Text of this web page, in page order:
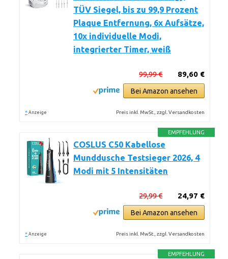
TÜV Siegel, bis zu 99,9 Prozent
Plaque Entfernung, 6x Aufsätze,
10x individuelle Modi,
integrierter Timer, weiß
89,60 €
99,99 €
Bei Amazon ansehen
* Anzeige Preis inkl. MwSt., zzgl. Versandkosten
EMPFEHLUNG
COSLUS C50 Kabellose
Munddusche Testsieger 2026, 4
Modi mit 5 Intensitäten
24,97 €
29,99 €
Bei Amazon ansehen
* Anzeige Preis inkl. MwSt., zzgl. Versandkosten
EMPFEHLUNG